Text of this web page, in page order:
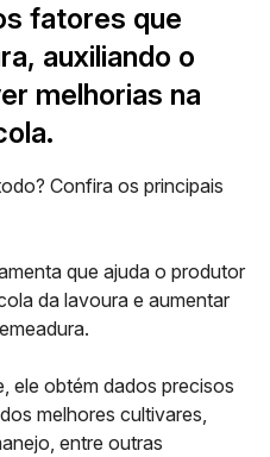
fatores que
auxiliando o
melhorias na
Confira os principais
que ajuda o produtor
da lavoura e aumentar
.
ele obtém dados precisos
melhores cultivares,
entre outras